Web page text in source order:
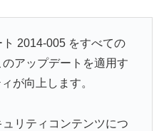
2014-005 をすべての
アップデートを適用す
が向上します。
リティコンテンツにつ